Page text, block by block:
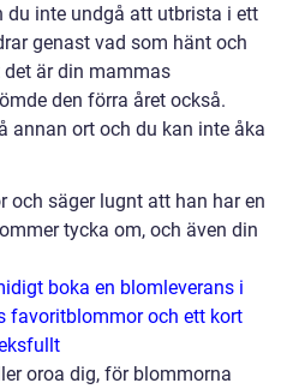
du inte undgå att utbrista i ett
genast vad som hänt och
är din mammas
den förra året också.
annan ort och du kan inte åka
och säger lugnt att han har en
tycka om, och även din
boka en blomleverans i
favoritblommor och ett kort
oroa dig, för blommorna